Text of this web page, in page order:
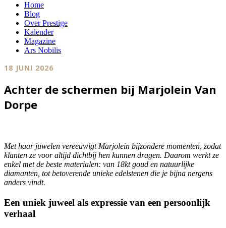
Home
Blog
Over Prestige
Kalender
Magazine
Ars Nobilis
18 JUNI 2026
Achter de schermen bij Marjolein Van
Dorpe
Met haar juwelen vereeuwigt Marjolein bijzondere momenten, zodat
klanten ze voor altijd dichtbij hen kunnen dragen. Daarom werkt ze
enkel met de beste materialen: van 18kt goud en natuurlijke
diamanten, tot betoverende unieke edelstenen die je bijna nergens
anders vindt.
Een uniek juweel als expressie van een persoonlijk
verhaal